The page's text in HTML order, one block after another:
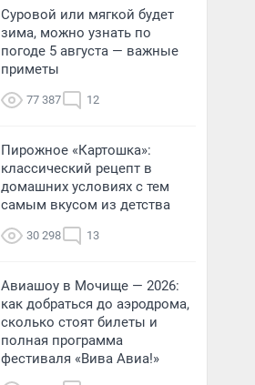
Суровой или мягкой будет
зима, можно узнать по
погоде 5 августа — важные
приметы
77 387 12
Пирожное «Картошка»:
классический рецепт в
домашних условиях с тем
самым вкусом из детства
30 298 13
Авиашоу в Мочище — 2026:
как добраться до аэродрома,
сколько стоят билеты и
полная программа
фестиваля «Вива Авиа!»